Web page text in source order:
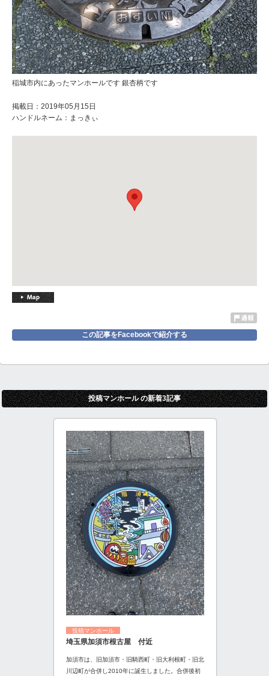
稲城市内にあったマンホールです 銀杏柄です
掲載日：2019年05月15日
ハンドルネーム：まっきぃ
この記事をFacebookで紹介する
投稿マンホール の新着3記事
投稿マンホール
埼玉県加須市根古屋 付近
加須市は、旧加須市・旧騎西町・旧大利根町・旧北
川辺町が合併し2010年に誕生しました。合併後初